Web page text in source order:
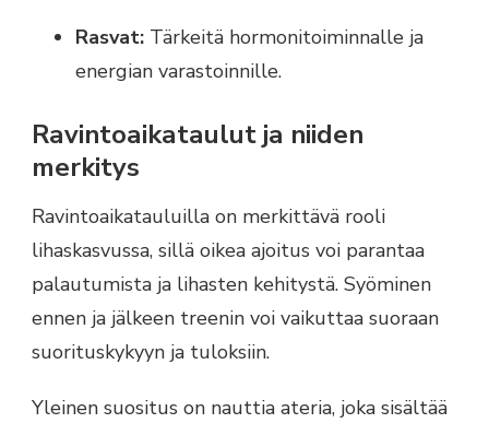
Rasvat: Tärkeitä hormonitoiminnalle ja
energian varastoinnille.
Ravintoaikataulut ja niiden
merkitys
Ravintoaikatauluilla on merkittävä rooli
lihaskasvussa, sillä oikea ajoitus voi parantaa
palautumista ja lihasten kehitystä. Syöminen
ennen ja jälkeen treenin voi vaikuttaa suoraan
suorituskykyyn ja tuloksiin.
Yleinen suositus on nauttia ateria, joka sisältää